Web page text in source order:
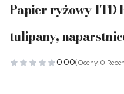
Papier ryżowy ITD
tulipany,
0.00(Oceny: 0